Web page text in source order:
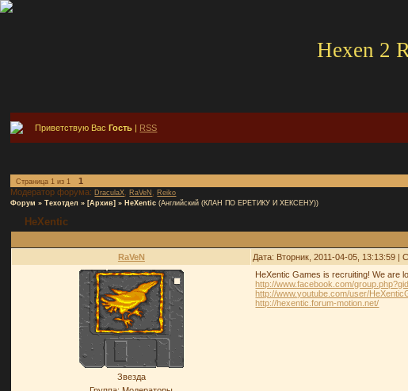
Hexen 2
Приветствую ВасГость | RSS
Страница 1 из 1
1
Модератор форума:DraculaX ,RaVeN ,Reiko
Форум » Техотдел » [Архив] » HeXentic (Английский (КЛАН ПО ЕРЕТИКУ И ХЕКСЕНУ))
HeXentic
RaVeN Дата: Вторник, 2011-04-05, 13:13:59 |
Звезда
HeXentic Games is recruiting! We are
http://www.facebook.com/
http://www.youtube.com/user/
http://hexentic.forum-motion.net/